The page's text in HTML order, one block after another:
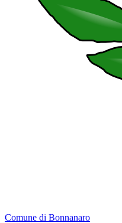
Comune di Bonnanaro